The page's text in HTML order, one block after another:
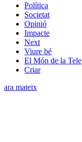
Política
Societat
Opinió
Impacte
Next
Viure bé
El Món de la Tele
Criar
ara mateix